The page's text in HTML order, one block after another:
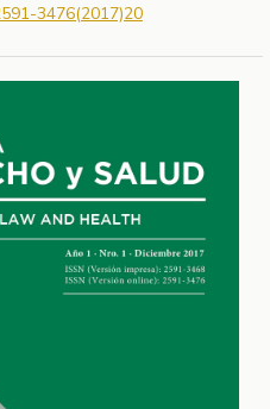
3476(2017)20